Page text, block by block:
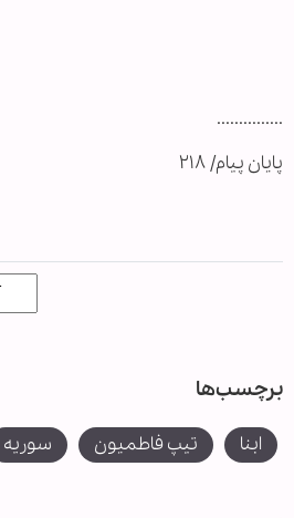
...............
پایان پیام/ ۲۱۸
برچسب‌ها
ابنا تیپ فاطمیون سوریه